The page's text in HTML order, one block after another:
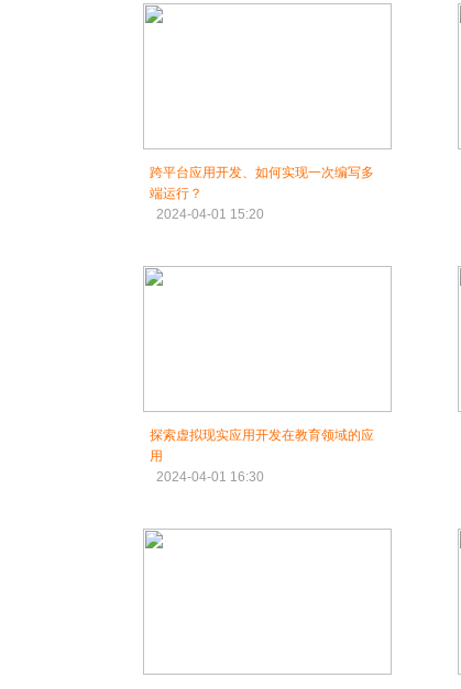
跨平台应用开发、如何实现一次编写多
端运行？
2024-04-01 15:20
探索虚拟现实应用开发在教育领域的应
用
2024-04-01 16:30